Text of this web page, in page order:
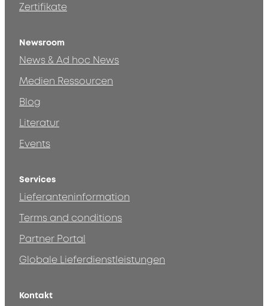
Zertifikate
Newsroom
News & Ad hoc News
Medien Ressourcen
Blog
Literatur
Events
Services
Lieferanteninformation
Terms and conditions
Partner Portal
Globale Lieferdienstleistungen
Kontakt